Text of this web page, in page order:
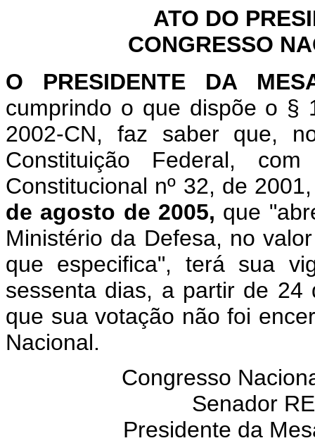
ATO DO
CONGRESSO
O PRESIDENTE DA
cumprindo o que dispõe o §
2002-CN, faz saber que,
Constituição Federal,
Constitucional nº 32, de
de agosto de 2005, que
Ministério da Defesa, no
que especifica", terá sua
sessenta dias, a partir de
que sua votação não foi
Nacional.
Congresso
Senador
Presidente da